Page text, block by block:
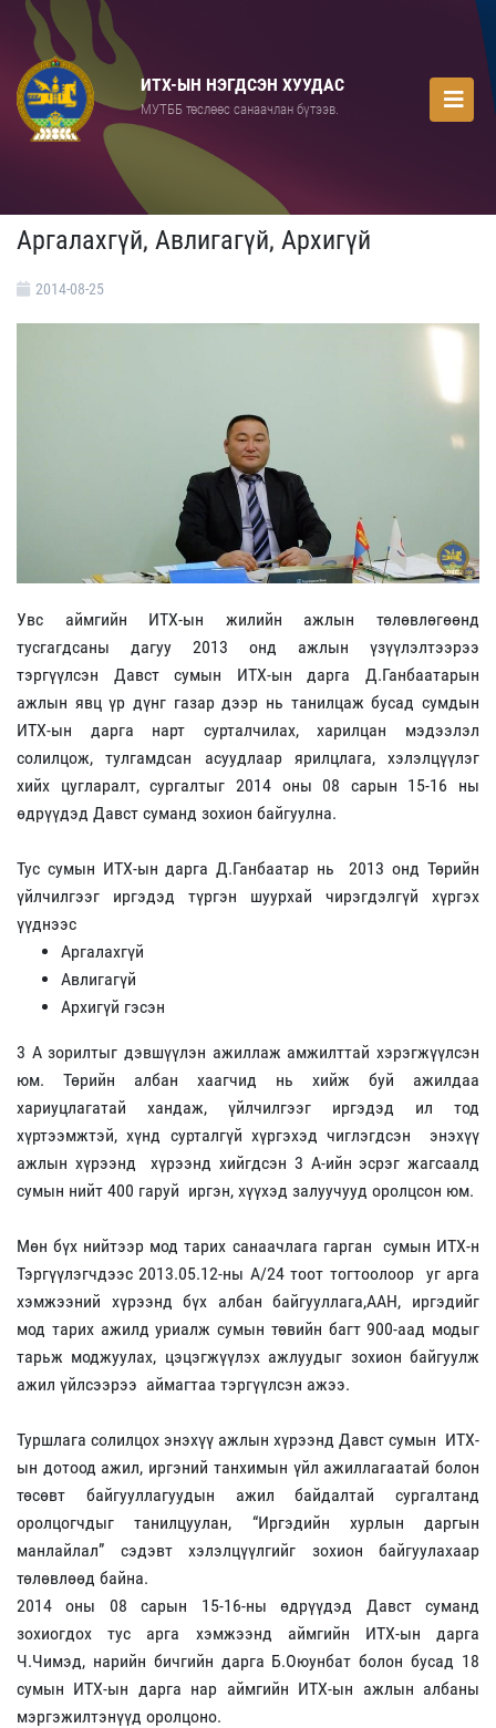
ИТХ-ЫН НЭГДСЭН ХУУДАС
МУТББ төслөөс санаачлан бүтээв.
Аргалахгүй, Авлигагүй, Архигүй
2014-08-25
Увс аймгийн ИТХ-ын жилийн ажлын төлөвлөгөөнд
тусгагдсаны дагуу 2013 онд ажлын үзүүлэлтээрээ
тэргүүлсэн Давст сумын ИТХ-ын дарга Д.Ганбаатарын
ажлын явц үр дүнг газар дээр нь танилцаж бусад сумдын
ИТХ-ын дарга нарт сурталчилах, харилцан мэдээлэл
солилцож, тулгамдсан асуудлаар ярилцлага, хэлэлцүүлэг
хийх цугларалт, сургалтыг 2014 оны 08 сарын 15-16 ны
өдрүүдэд Давст суманд зохион байгуулна.
Тус сумын ИТХ-ын дарга Д.Ганбаатар нь 2013 онд Төрийн
үйлчилгээг иргэдэд түргэн шуурхай чирэгдэлгүй хүргэх
үүднээс
Аргалахгүй
Авлигагүй
Архигүй гэсэн
3 А зорилтыг дэвшүүлэн ажиллаж амжилттай хэрэгжүүлсэн
юм. Төрийн албан хаагчид нь хийж буй ажилдаа
хариуцлагатай хандаж, үйлчилгээг иргэдэд ил тод
хүртээмжтэй, хүнд сурталгүй хүргэхэд чиглэгдсэн энэхүү
ажлын хүрээнд хүрээнд хийгдсэн 3 А-ийн эсрэг жагсаалд
сумын нийт 400 гаруй иргэн, хүүхэд залуучууд оролцсон юм.
Мөн бүх нийтээр мод тарих санаачлага гарган сумын ИТХ-н
Тэргүүлэгчдээс 2013.05.12-ны А/24 тоот тогтоолоор уг арга
хэмжээний хүрээнд бүх албан байгууллага,ААН, иргэдийг
мод тарих ажилд уриалж сумын төвийн багт 900-аад модыг
тарьж моджуулах, цэцэгжүүлэх ажлуудыг зохион байгуулж
ажил үйлсээрээ аймагтаа тэргүүлсэн ажээ.
Туршлага солилцох энэхүү ажлын хүрээнд Давст сумын ИТХ-
ын дотоод ажил, иргэний танхимын үйл ажиллагаатай болон
төсөвт байгууллагуудын ажил байдалтай сургалтанд
оролцогчдыг танилцуулан, “Иргэдийн хурлын даргын
манлайлал” сэдэвт хэлэлцүүлгийг зохион байгуулахаар
төлөвлөөд байна.
2014 оны 08 сарын 15-16-ны өдрүүдэд Давст суманд
зохиогдох тус арга хэмжээнд аймгийн ИТХ-ын дарга
Ч.Чимэд, нарийн бичгийн дарга Б.Оюунбат болон бусад 18
сумын ИТХ-ын дарга нар аймгийн ИТХ-ын ажлын албаны
мэргэжилтэнүүд оролцоно.